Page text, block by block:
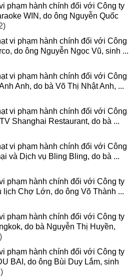
phạm hành chính đối với Công ty
WIN, do ông Nguyễn Quốc
vi phạm hành chính đối với Công
do ông Nguyễn Ngọc Vũ, sinh ...
vi phạm hành chính đối với Công
Anh, do bà Võ Thị Nhật Anh, ...
vi phạm hành chính đối với Công
Shanghai Restaurant, do bà ...
vi phạm hành chính đối với Công
và Dịch vụ Bling Bling, do bà ...
phạm hành chính đối với Công ty
lịch Chợ Lớn, do ông Võ Thành ...
phạm hành chính đối với Công ty
do bà Nguyễn Thị Huyền,
phạm hành chính đối với Công ty
BAI, do ông Bùi Duy Lắm, sinh